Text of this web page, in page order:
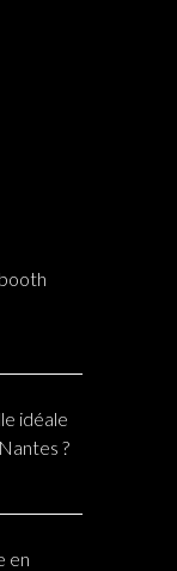
idéale
?
en